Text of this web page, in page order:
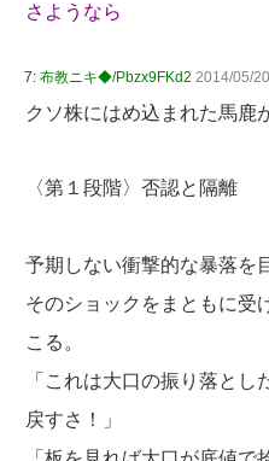
さようなら
7: 布教ニキ◆/Pbzx9FKd2 2014/05/
クソ株にはめ込まれた馬鹿
〈第１段階〉否認と隔離
予期しない衝撃的な暴落を
そのショックをまともに受
こる。
「これは大口の振り落と
戻すさ！」